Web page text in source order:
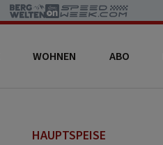
WOHNEN ABO
HAUPTSPEISE